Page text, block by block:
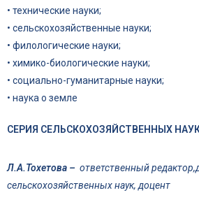
• технические науки;
• сельскохозяйственные науки;
• филологические науки;
• химико-биологические науки;
• социально-гуманитарные науки;
• наука о земле
СЕРИЯ СЕЛЬСКОХОЗЯЙСТВЕННЫХ
Л.А.Тохетова – ответственный
сельскохозяйственных наук, доцент